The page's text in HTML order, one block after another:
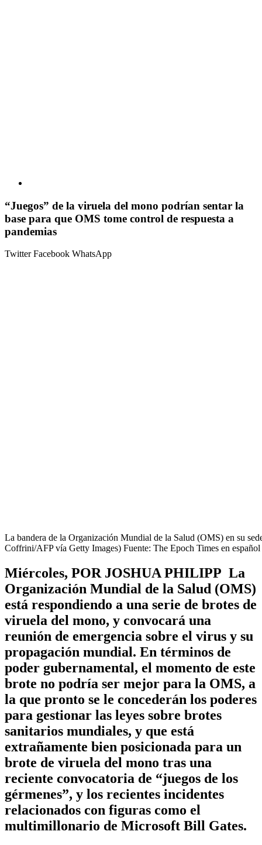
“Juegos” de la viruela del mono podrían sentar la
base para que OMS tome control de respuesta a
pandemias
TwitterFacebook WhatsApp
La bandera de la Organización Mundial de la Salud (OMS) en su
Coffrini/AFP vía Getty Images) Fuente: The Epoch Times en español
Miércoles, POR JOSHUA PHILIPP La
Organización Mundial de la Salud (OMS)
está respondiendo a una serie de brotes de
viruela del mono, y convocará una
reunión de emergencia sobre el virus y su
propagación mundial. En términos de
poder gubernamental, el momento de este
brote no podría ser mejor para la OMS, a
la que pronto se le concederán los poderes
para gestionar las leyes sobre brotes
sanitarios mundiales, y que está
extrañamente bien posicionada para un
brote de viruela del mono tras una
reciente convocatoria de “juegos de los
gérmenes”, y los recientes incidentes
relacionados con figuras como el
multimillonario de Microsoft Bill Gates.